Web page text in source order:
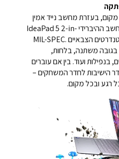
בעזרת מחשב נייד אמין
שעבר בדיקות קפדניות. המחשב ההיברידי IdeaPad 5 2-in-
1 Gen 10 תוכנן בהתאם לסטנדרטים הצבאיים .MIL-SPEC
בגובה משתנה, בלחות,
בנפילות ועוד. בין אם עוברים
הישיבות לחדר המשחקים –
רגע ובכל מקום.